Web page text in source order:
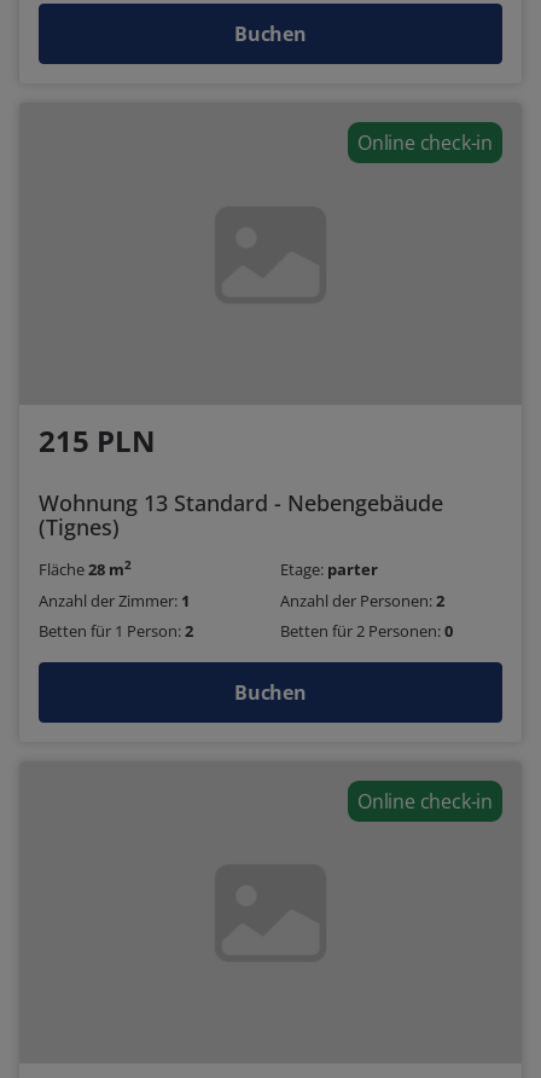
Buchen
Online check-in
215 PLN
Wohnung 13 Standard - Nebengebäude
(Tignes)
Fläche28 m2 Etage: parter
Anzahl der Zimmer: 1 Anzahl der Personen:2
Betten für 1 Person:2 Betten für 2 Personen:0
Buchen
Online check-in